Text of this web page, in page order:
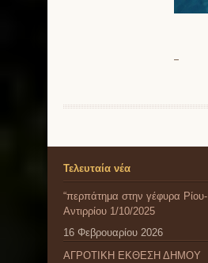
Τελευταία νέα
“περπάτημα στην γέφυρα Ρίου-
Αντιρρίου 1/10/2025
16 Φεβρουαρίου 2026
ΑΓΡΟΤΙΚΗ ΕΚΘΕΣΗ ΔΗΜΟΥ